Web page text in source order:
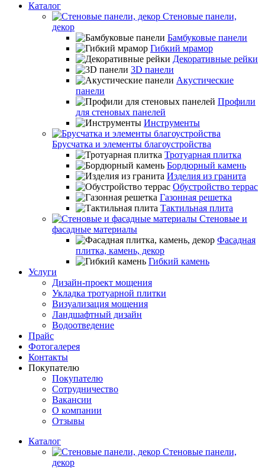
Каталог
Стеновые панели,
декор
Бамбуковые панели
Гибкий мрамор
Декоративные рейки
3D панели
Акустические
панели
Профили
для стеновых панелей
Инструменты
Брусчатка и элементы благоустройства
Тротуарная плитка
Бордюрный камень
Изделия из гранита
Обустройство террас
Газонная решетка
Тактильная плита
Стеновые и
фасадные материалы
Фасадная
плитка, камень, декор
Гибкий камень
Услуги
Дизайн-проект мощения
Укладка тротуарной плитки
Визуализация мощения
Ландшафтный дизайн
Водоотведение
Прайс
Фотогалерея
Контакты
Покупателю
Покупателю
Сотрудничество
Вакансии
О компании
Отзывы
Каталог
Стеновые панели,
декор